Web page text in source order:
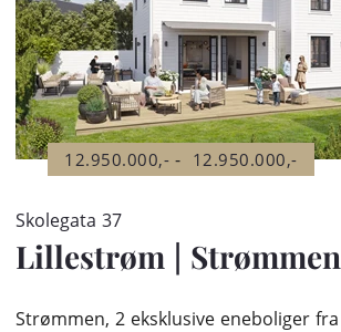
12.950.000,- - 12.950.000,-
Skolegata 37
Lillestrøm | Strømmen
Strømmen, 2 eksklusive eneboliger fra